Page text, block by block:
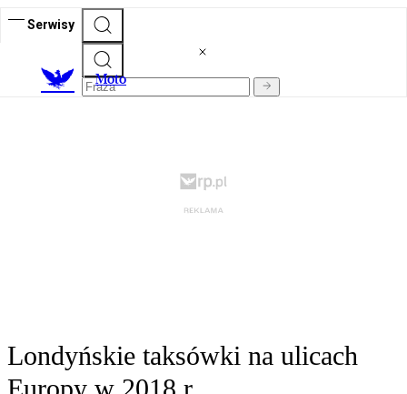
Serwisy
Moto
Londyńskie taksówki na ulicach